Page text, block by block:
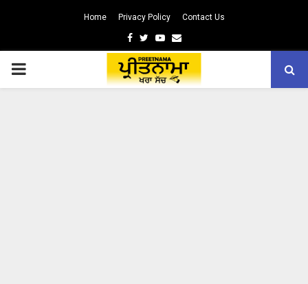
Home Privacy Policy Contact Us
Facebook
TwitterYoutube
Email
PRIMARY